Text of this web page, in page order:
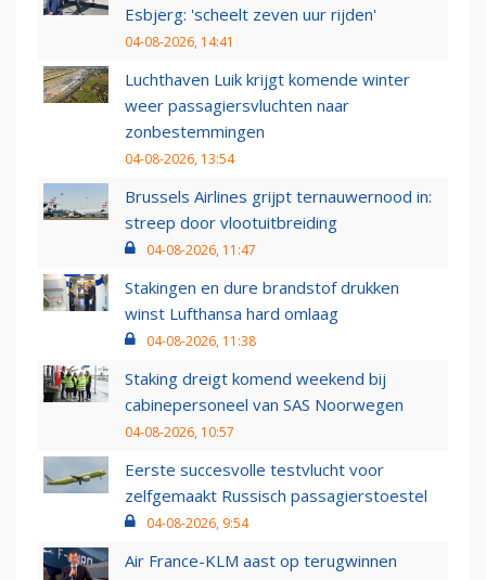
Esbjerg: 'scheelt zeven uur rijden'
04-08-2026, 14:41
Luchthaven Luik krijgt komende winter
weer passagiersvluchten naar
zonbestemmingen
04-08-2026, 13:54
Brussels Airlines grijpt ternauwernood in:
streep door vlootuitbreiding
04-08-2026, 11:47
Stakingen en dure brandstof drukken
winst Lufthansa hard omlaag
04-08-2026, 11:38
Staking dreigt komend weekend bij
cabinepersoneel van SAS Noorwegen
04-08-2026, 10:57
Eerste succesvolle testvlucht voor
zelfgemaakt Russisch passagierstoestel
04-08-2026, 9:54
Air France-KLM aast op terugwinnen